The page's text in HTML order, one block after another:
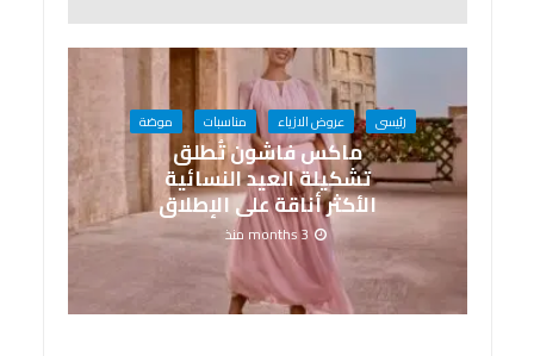
رئيسى عروض الازياء مناسبات موضة
ماكس فاشون تُطلق
تشكيلة العيد النسائية
الأكثر أناقة على الإطلاق
3 months منذ